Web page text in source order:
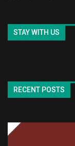
STAY WITH US
RECENT POSTS